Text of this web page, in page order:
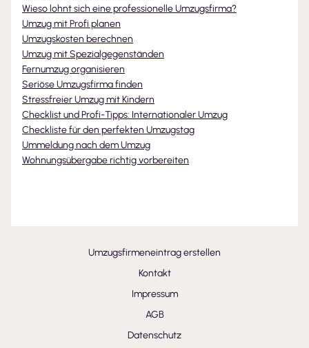
Wieso lohnt sich eine professionelle Umzugsfirma?
Umzug mit Profi planen
Umzugskosten berechnen
Umzug mit Spezialgegenständen
Fernumzug organisieren
Seriöse Umzugsfirma finden
Stressfreier Umzug mit Kindern
Checklist und Profi-Tipps: Internationaler Umzug
Checkliste für den perfekten Umzugstag
Ummeldung nach dem Umzug
Wohnungsübergabe richtig vorbereiten
Umzugsfirmeneintrag erstellen
Kontakt
Impressum
AGB
Datenschutz